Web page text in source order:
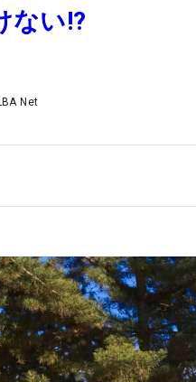
ない!?
Net